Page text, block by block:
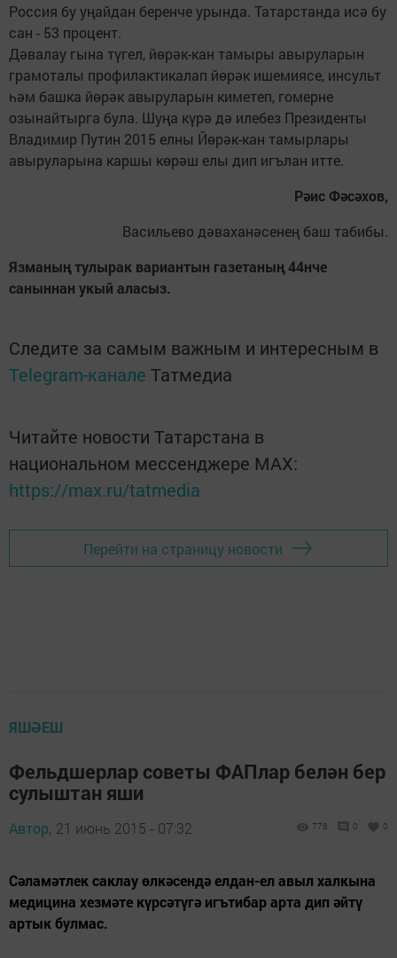
Россия бу уңайдан беренче урында. Татарстанда исә бу
сан - 53 процент.
Дәвалау гына түгел, йөрәк-кан тамыры авыруларын
грамоталы профилактикалап йөрәк ишемиясе, инсульт
һәм башка йөрәк авыруларын киметеп, гомерне
озынайтырга була. Шуңа күрә дә илебез Президенты
Владимир Путин 2015 елны Йөрәк-кан тамырлары
авыруларына каршы көрәш елы дип игълан итте.
Рәис Фәсәхов,
Васильево дәваханәсенең баш табибы.
Язманың тулырак вариантын газетаның 44нче
саныннан укый аласыз.
Следите за самым важным и интересным в
Telegram-канале Татмедиа
Читайте новости Татарстана в
национальном мессенджере MАХ:
https://max.ru/tatmedia
Перейти на страницу новости
ЯШӘЕШ
Фельдшерлар советы ФАПлар белән бер
сулыштан яши
Автор, 21 июнь 2015 - 07:32 778 0 0
Сәламәтлек саклау өлкәсендә елдан-ел авыл халкына
медицина хезмәте күрсәтүгә игътибар арта дип әйтү
артык булмас.